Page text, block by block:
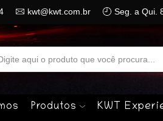
kwt@kwt.com.br Seg. a Qui.
Produtos KWT